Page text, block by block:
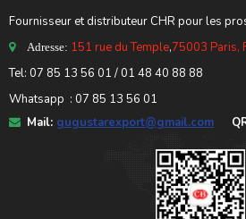
Fournisseur et distributeur CHR pour les
Adresse: 151 rue du Temple,75003 Paris,
Tel: 07 85 13 56 01 / 01 48 40 88 88
Whatsapp : 07 85 13 56 01
Mail: gugustarexport@gmail.com QR